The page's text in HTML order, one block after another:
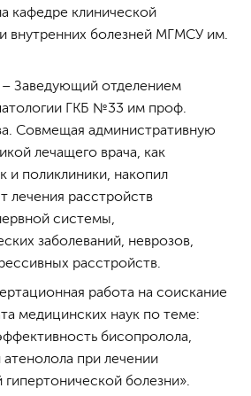
кафедре клинической
внутренних болезней МГМСУ им.
– Заведующий отделением
ГКБ №33 им проф.
Совмещая административную
лечащего врача, как
и поликлиники, накопил
лечения расстройств
системы,
заболеваний, неврозов,
расстройств.
работа на соискание
медицинских наук по теме:
бисопролола,
при лечении
болезни».